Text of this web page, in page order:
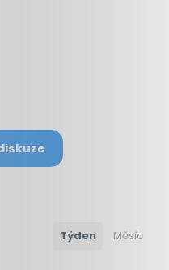
Týden Měsíc